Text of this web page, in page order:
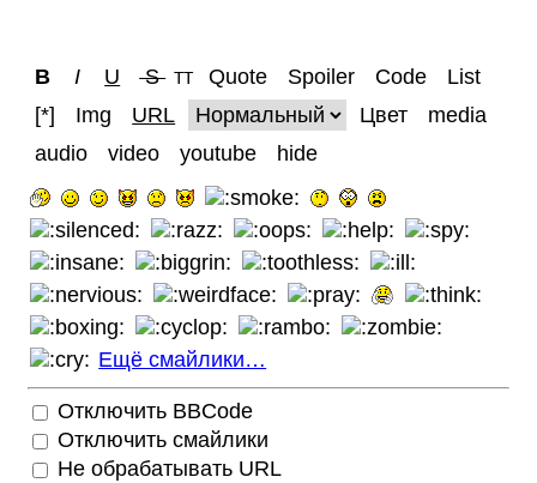
B I U S TT Quote Spoiler Code
List
[*]
Img URL Цвет
media
audio
video youtube hide
Ещё смайлики…
Отключить BBCode
Отключить смайлики
Не обрабатывать URL